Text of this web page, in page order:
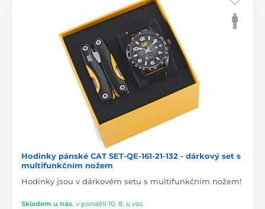
Hodinky pánské CAT SET-QE-161-21-132 - dárkový set s
multifunkčním nožem
Hodinky jsou v dárkovém setu s multifunkčním nožem!
Skladem u nás, v pondělí 10. 8. u vás